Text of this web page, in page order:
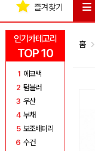
인기카테고리
TOP 10
1 에코백
2 텀블러
3 우산
4 부채
5 보조배터리
6 수건
즐겨찾기
홈